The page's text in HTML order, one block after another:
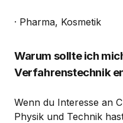
· Pharma, Kosmetik
Warum sollte ich
Verfahrenstechnik
Wenn du Interesse an
Physik und Technik